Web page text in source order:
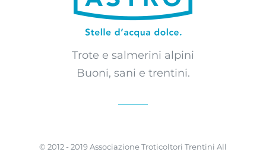
Trote e salmerini alpini
Buoni, sani e trentini.
© 2012 - 2019 Associazione Troticoltori Trentini All